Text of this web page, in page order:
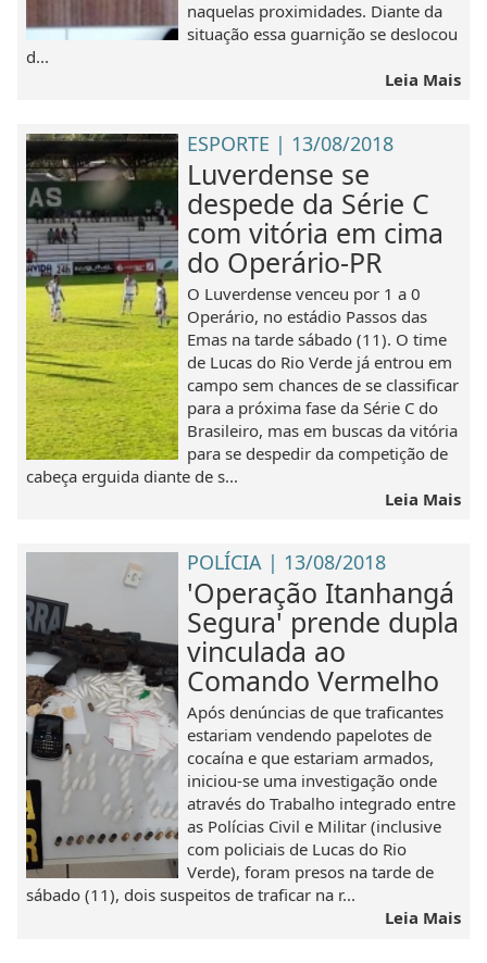
naquelas proximidades. Diante da
situação essa guarnição se deslocou
d...
Leia Mais
ESPORTE | 13/08/2018
Luverdense se
despede da Série C
com vitória em cima
do Operário-PR
O Luverdense venceu por 1 a 0
Operário, no estádio Passos das
Emas na tarde sábado (11). O time
de Lucas do Rio Verde já entrou em
campo sem chances de se classificar
para a próxima fase da Série C do
Brasileiro, mas em buscas da vitória
para se despedir da competição de
cabeça erguida diante de s...
Leia Mais
POLÍCIA | 13/08/2018
'Operação Itanhangá
Segura' prende dupla
vinculada ao
Comando Vermelho
Após denúncias de que traficantes
estariam vendendo papelotes de
cocaína e que estariam armados,
iniciou-se uma investigação onde
através do Trabalho integrado entre
as Polícias Civil e Militar (inclusive
com policiais de Lucas do Rio
Verde), foram presos na tarde de
sábado (11), dois suspeitos de traficar na r...
Leia Mais